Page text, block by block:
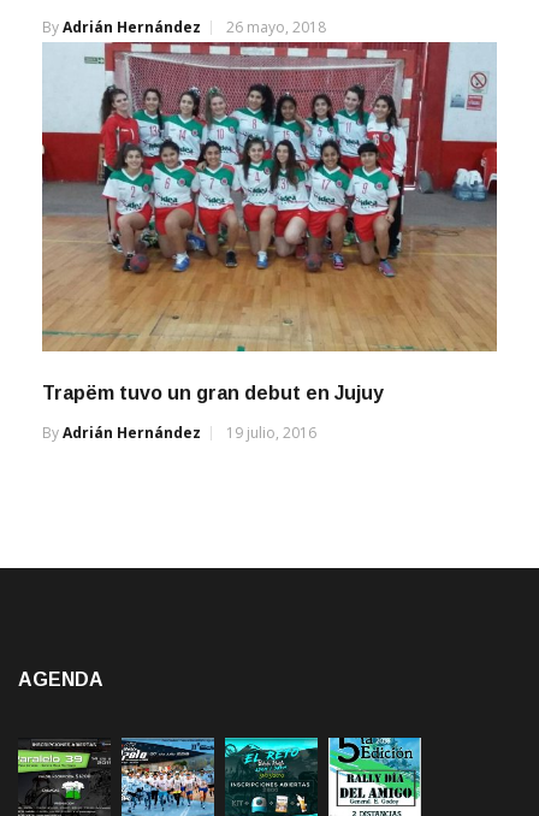
ByAdrián Hernández 26 mayo, 2018
Trapëm tuvo un gran debut en Jujuy
ByAdrián Hernández 19 julio, 2016
AGENDA